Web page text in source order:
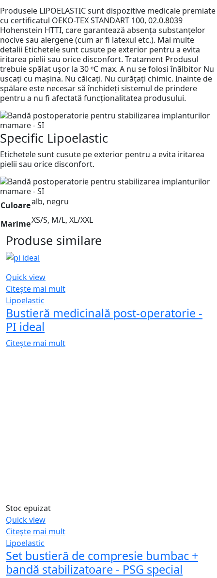
Produsele LIPOELASTIC sunt dispozitive medicale premiate
cu certificatul OEKO-TEX STANDART 100, 02.0.8039
Hohenstein HTTI, care garantează absența substanțelor
nocive sau alergene (cum ar fi latexul etc.). Mai multe
detalii Etichetele sunt cusute pe exterior pentru a evita
iritarea pielii sau orice disconfort. Tratament Produsul
trebuie spălat ușor la 30 ᵒC max. A nu se folosi înălbitor Nu
uscați cu mașina. Nu călcați. Nu curățați chimic. Inainte de
spălare este necesar să închideți sistemul de prindere
pentru a nu fi afectată funcționalitatea produsului.
Specific Lipoelastic
Etichetele sunt cusute pe exterior pentru a evita iritarea
pielii sau orice disconfort.
Culoarealb, negru
MarimeXS/S, M/L, XL/XXL
Produse similare
Quick view
Citește mai mult
Lipoelastic
Bustieră medicinală post-operatorie -
PI ideal
Citește mai mult
Stoc epuizat
Quick view
Citește mai mult
Lipoelastic
Set bustieră de compresie bumbac +
bandă stabilizatoare - PSG special